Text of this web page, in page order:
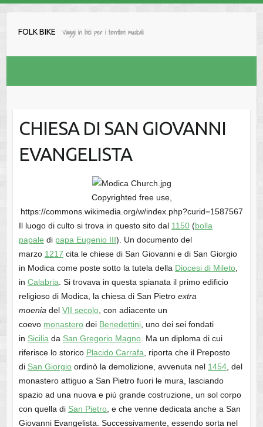
FOLK BIKE Viaggi in bici per i territori musicali
CHIESA DI SAN GIOVANNI
EVANGELISTA
Copyrighted free use,
https://commons.wikimedia.org/w/index.php?curid=1587567
Il luogo di culto si trova in questo sito dal 1150(bolla
papale di papa Eugenio III). Un documento del
marzo 1217 cita le chiese di San Giovanni e di San Giorgio
in Modica come poste sotto la tutela della Diocesi di Mileto,
in Calabria . Si trovava in questa spianata il primo edificio
religioso di Modica, la chiesa di San Pietro extra
moenia del VII secolo, con adiacente un
coevo monasterodei Benedettini, uno dei sei fondati
in Sicilia da San Gregorio Magno. Ma un diploma di cui
riferisce lo storico Placido Carrafa , riporta che il Preposto
di San Giorgioordinò la demolizione, avvenuta nel 1454, del
monastero attiguo a San Pietro fuori le mura, lasciando
spazio ad una nuova e più grande costruzione, un sol corpo
con quella di San Pietro, e che venne dedicata anche a San
Giovanni Evangelista. Successivamente, essendo sorta nel